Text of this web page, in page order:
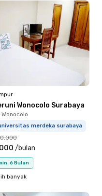
Wonocolo Surabaya
merdeka surabaya
/bulan
6 Bulan
banyak